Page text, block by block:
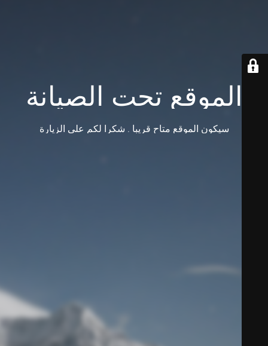
الموقع تحت الصيانة
سيكون الموقع متاح قريبا . شكرا لكم على الزيارة